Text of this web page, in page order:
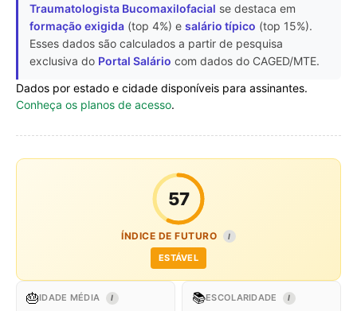
Traumatologista Bucomaxilofacial se destaca em
formação exigida (top 4%) e salário típico (top 15%).
Esses dados são calculados a partir de pesquisa
exclusiva do Portal Salário com dados do CAGED/MTE.
Dados por estado e cidade disponíveis para assinantes.
Conheça os planos de acesso.
57
ÍNDICE DE FUTURO I
ESTÁVEL
🎂IDADE MÉDIA I 📚ESCOLARIDADE I